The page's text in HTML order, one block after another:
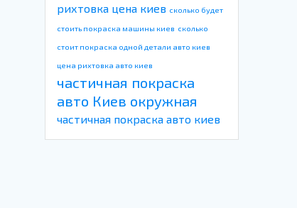
рихтовка цена киев сколько будет
стоить покраска машины киев сколько
стоит покраска одной детали авто киев
цена рихтовка авто киев
частичная покраска
авто Киев окружная
частичная покраска авто киев